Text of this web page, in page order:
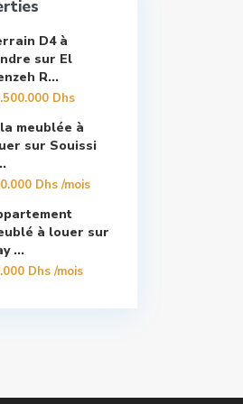
D4 à
sur El
R...
Dhs
meublée à
sur Souissi
Dhs/mois
à louer sur
...
Dhs/mois